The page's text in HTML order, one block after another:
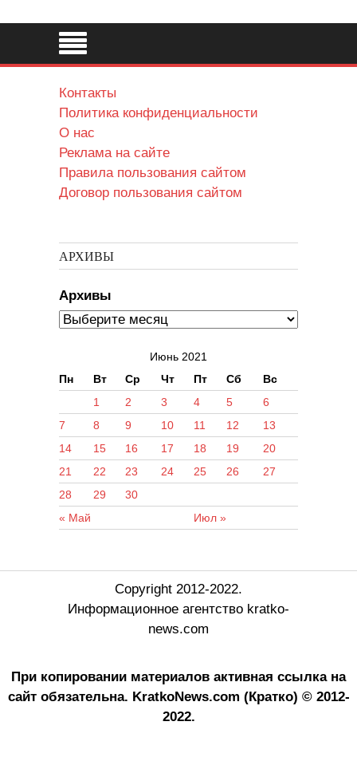
Контакты
Политика конфиденциальности
О нас
Реклама на сайте
Правила пользования сайтом
Договор пользования сайтом
АРХИВЫ
Архивы
Июнь 2021
Пн
Вт Ср Чт Пт Сб Вс
« Май Июл »
1 2 3 4 5
6
7
8 9 10 11 12
13
14
15 16 17 18 19
20
21
22 23 24 25 26
27
28
29 30
Copyright 2012-2022.
Информационное агентство kratko-
news.com
При копировании материалов активная ссылка на
сайт обязательна. KratkoNews.com (Кратко) © 2012-
2022.